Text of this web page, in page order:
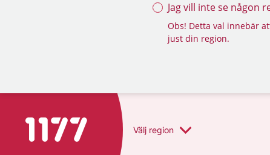
Jag vill inte se någon
Obs! Detta val innebär
just din region.
Till startsidan för 1177 Välj region